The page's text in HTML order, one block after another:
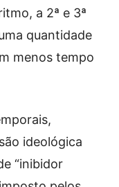
a 2ª e 3ª
quantidade
menos tempo
ideológica
“inibidor